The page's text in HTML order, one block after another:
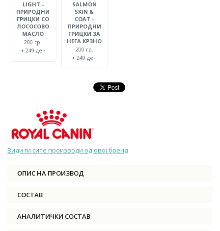
LIGHT -
ПРИРОДНИ
ГРИЦКИ СО
ЛОСОСОВО
МАСЛО
200 гр.
+ 249 ден
SALMON
SKIN &
COAT -
ПРИРОДНИ
ГРИЦКИ ЗА
НЕГА КРЗНО
200 гр.
+ 249 ден
Види ги сите производи од овој бренд
ОПИС НА ПРОИЗВОД
СОСТАВ
АНАЛИТИЧКИ СОСТАВ